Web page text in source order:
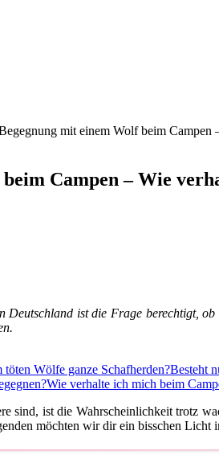
mit einem Wolf beim Campen
Campen – Wie
Deutschland ist die Frage berechtigt,
töten Wölfe ganze Schafherden?Besteht
Wie verhalte ich mich beim
sind, ist die Wahrscheinlichkeit trotz
möchten wir dir ein bisschen